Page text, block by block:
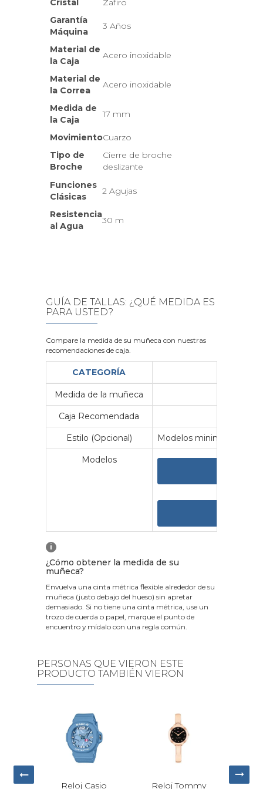
Cristal
Zafiro
Garantía
Máquina
3 Años
Material de
la Caja
Acero inoxidable
Material de
la Correa
Acero inoxidable
Medida de
la Caja
17 mm
MovimientoCuarzo
Tipo de
Broche
Cierre de broche
deslizante
Funciones
Clásicas
2 Agujas
Resistencia
al Agua
30 m
GUÍA DE TALLAS: ¿QUÉ MEDIDA ES
PARA USTED?
Compare la medida de su muñeca con nuestras
recomendaciones de caja.
CATEGORÍA
Medida de la muñeca
Caja Recomendada
Estilo (Opcional) Modelos minimalistas y
Modelos
i
¿Cómo obtener la medida de su
muñeca?
Envuelva una cinta métrica flexible alrededor de su
muñeca (justo debajo del hueso) sin apretar
demasiado. Si no tiene una cinta métrica, use un
trozo de cuerda o papel, marque el punto de
encuentro y mídalo con una regla común.
PERSONAS QUE VIERON ESTE
PRODUCTO TAMBIÉN VIERON
Reloj Tommy
Reloj Calvin